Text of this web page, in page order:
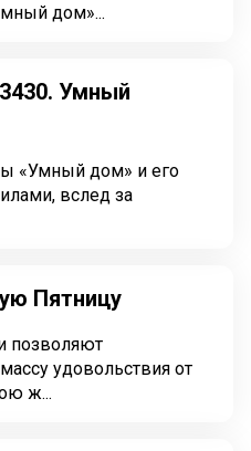
дом»...
Умный
«Умный дом» и его
вслед за
Пятницу
позволяют
удовольствия от
ж...